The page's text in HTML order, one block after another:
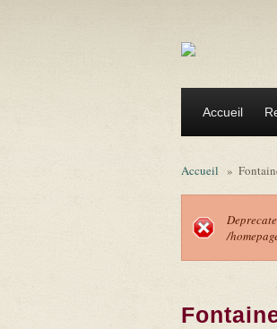
Accueil
Accueil »
/